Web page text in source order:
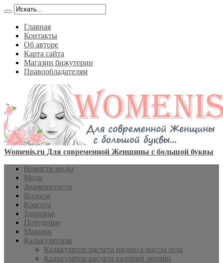
Главная
Контакты
Об авторе
Карта сайта
Магазин бижутерии
Правообладателям
Womenis.ru Для современной Женщины с большой буквы
Новости моды
Мода
Знаменитости
Волосы
Красота
Здоровье
Похудение
Макияж
Калькуляторы
Калькулятор расчета индекса массы тела
Калькулятор расчета калорий онлайн